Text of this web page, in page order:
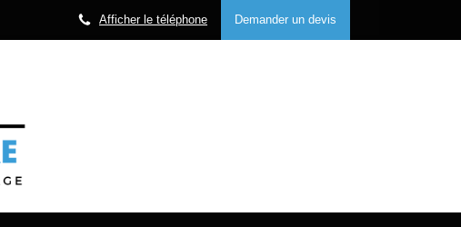
Demander un devis
Afficher le téléphone